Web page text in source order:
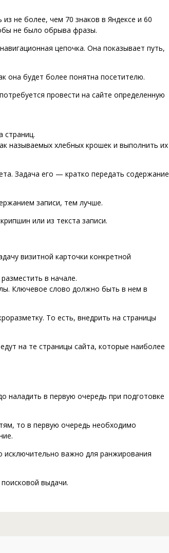
не более, чем 70 знаков в Яндексе и 60
не было обрыва фразы.
цепочка. Она показывает путь,
она будет более понятна посетителю.
провести на сайте определенную
страниц.
называемых хлебных крошек и выполнить их
Задача его — кратко передать содержание
записи, тем лучше.
или из текста записи.
визитной карточки конкретной
в начале.
Ключевое слово должно быть в нем в
То есть, внедрить на страницы
на те страницы сайта, которые наиболее
в первую очередь при подготовке
то в первую очередь необходимо
исключительно важно для ранжирования
выдачи.